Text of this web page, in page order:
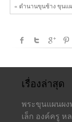
« ตำนานขุนช้าง ขุนแ
เรื่องล่าสุด
พระขุนแผนผ
เล็ก องค์ครู ห